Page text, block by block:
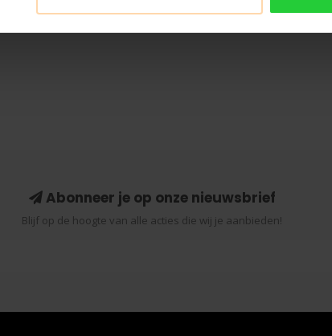
Abonneer je op onze nieuwsbrief
Blijf op de hoogte van alle acties die wij je aanbieden!